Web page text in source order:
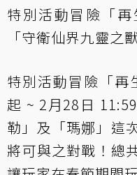
特別活動冒險「
「守衛仙界九靈之
特別活動冒險「再
起 ~ 2月28日
勒」及「瑪娜」這
將可與之對戰！總